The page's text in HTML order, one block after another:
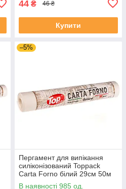
44 ₴ 46 ₴
Купити
–5%
Пергамент для випікання
силіконізований Toppack
Carta Forno білий 29см 50м
В наявності 985 од.